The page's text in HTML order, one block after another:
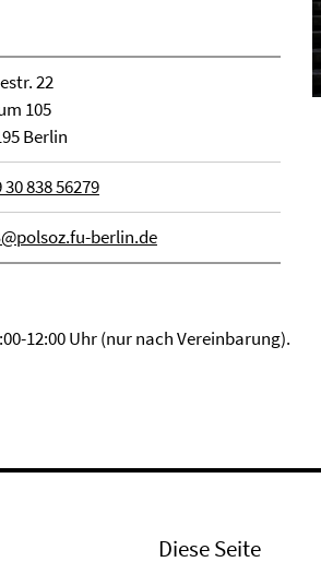
22
105
Berlin
30 838 56279
berlin.de
12:00 Uhr (nur nach Vereinbarung).
Diese Seite